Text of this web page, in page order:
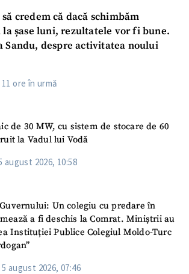
credem că dacă schimbăm
șase luni, rezultatele vor fi bune.
Sandu, despre activitatea noului
11 ore în urmă
de 30 MW, cu sistem de stocare de 60
la Vadul lui Vodă
august 2026, 10:58
Un colegiu cu predare în
a fi deschis la Comrat. Miniștrii au
Instituției Publice Colegiul Moldo-Turc
5 august 2026, 07:46
citit și sunt de
cupolitica de
ȘTIREA